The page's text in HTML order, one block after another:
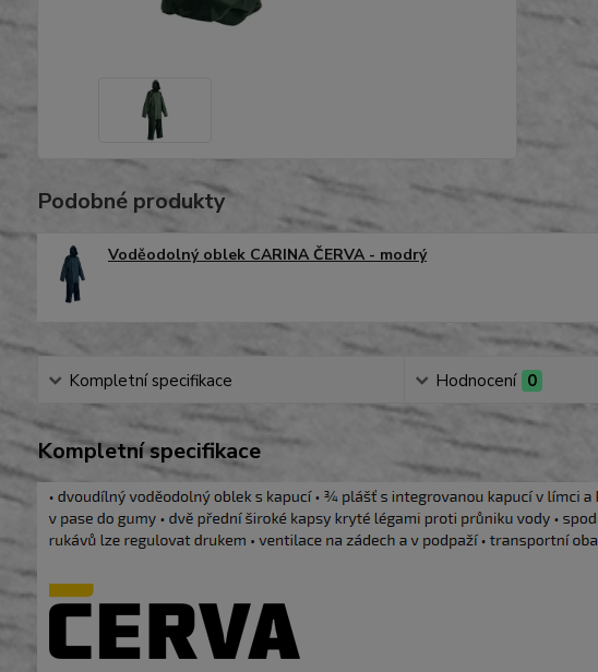
Podobné produkty
Voděodolný oblek CARINA ČERVA - modrý
Kompletní specifikace Hodnocení 0
Kompletní specifikace